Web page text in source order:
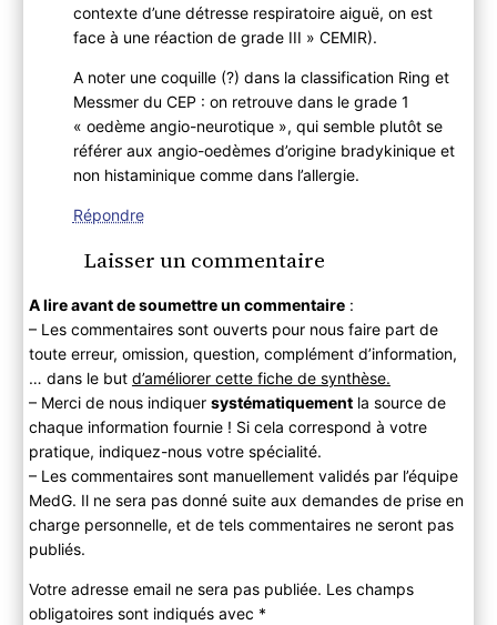
contexte d’une détresse respiratoire aiguë, on est
face à une réaction de grade III » CEMIR).
A noter une coquille (?) dans la classification Ring et
Messmer du CEP : on retrouve dans le grade 1
« oedème angio-neurotique », qui semble plutôt se
référer aux angio-oedèmes d’origine bradykinique et
non histaminique comme dans l’allergie.
Répondre
Laisser un commentaire
A lire avant de soumettre un commentaire:
– Les commentaires sont ouverts pour nous faire part de
toute erreur, omission, question, complément d’information,
… dans le but d’améliorer cette fiche de synthèse.
– Merci de nous indiquer systématiquementla source de
chaque information fournie ! Si cela correspond à votre
pratique, indiquez-nous votre spécialité.
– Les commentaires sont manuellement validés par l’équipe
MedG. Il ne sera pas donné suite aux demandes de prise en
charge personnelle, et de tels commentaires ne seront pas
publiés.
Votre adresse email ne sera pas publiée. Les champs
obligatoires sont indiqués avec *